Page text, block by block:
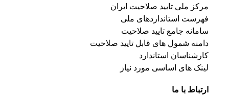
مرکز ملی تایید صلاحیت ایران
فهرست استانداردهای ملی
سامانه جامع تایید صلاحیت
دامنه شمول های قابل تایید صلاحیت
کارشناسان استاندارد
لینک های اساسی مورد نیاز
ارتباط با ما